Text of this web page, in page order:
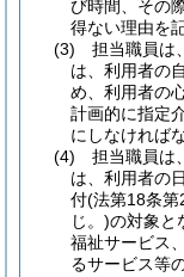
び時間、その
得ない理由を
(3)
担当職員は
は、利用者の
め、利用者の
計画的に指定
にしなければ
(4)
担当職員は
は、利用者の
付(法第18条第
じ。)の対象と
福祉サービス
るサービス等